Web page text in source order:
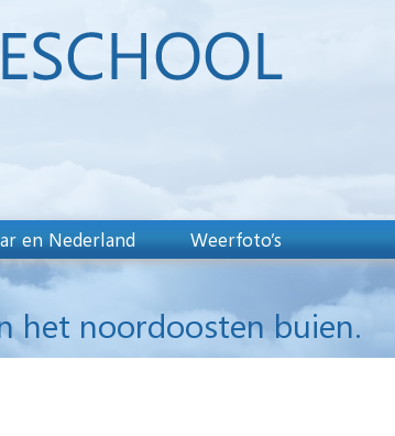
en Nederland Weerfoto’s
het noordoosten buien.